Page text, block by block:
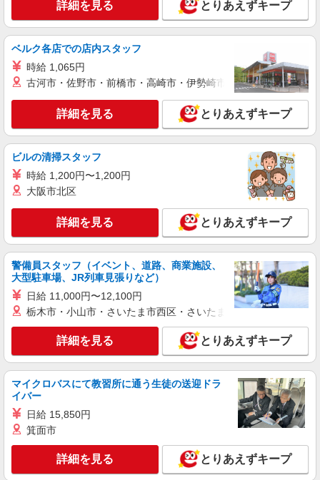
福岡県福岡市中央区／最寄駅：薬院駅
キープ
派遣社員
パーソルエクセルHRパートナーズ株式会社
問い合わせ対応などのお仕事
時給1,300円〜1,370円（経験・能力による）
※当社規定あり
福岡県福岡市中央区／最寄駅：薬院駅
キープ 詳細を見る
パーソルエクセルHRパートナーズ株式会社
時給1,200円 ※当社規定あり
福岡県福岡市中央区／最寄駅：赤坂（福岡県）
駅、西鉄福岡駅
キープ 詳細を見る
職業紹介
≪コールセンター≫
時給1100円〜 ※残業代支給 ★交通費別途支給
を紹介頂くと, インセンティブ支給(規定有) ★月2
回払い・週払い可能（規程有）★ ゜・。○。・゜
+゜・。○。・゜+゜
キープ 詳細を見る
詳細を見る とりあえずキープ
ベルク各店での店内スタッフ
時給 1,065円
古河市・佐野市・前橋市・高崎市・伊勢崎市・太田市・館林市
詳細を見る とりあえずキープ
ビルの清掃スタッフ
時給 1,200円〜1,200円
大阪市北区
詳細を見る とりあえずキープ
警備員スタッフ（イベント、道路、商業施設、
大型駐車場、JR列車見張りなど）
日給 11,000円〜12,100円
栃木市・小山市・さいたま市西区・さいたま市岩槻区・久喜市・
詳細を見る とりあえずキープ
マイクロバスにて教習所に通う生徒の送迎ドラ
イバー
日給 15,850円
箕面市
詳細を見る とりあえずキープ